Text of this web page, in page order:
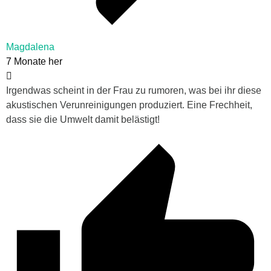
Magdalena
7 Monate her
Irgendwas scheint in der Frau zu rumoren, was bei ihr diese
akustischen Verunreinigungen produziert. Eine Frechheit,
dass sie die Umwelt damit belästigt!